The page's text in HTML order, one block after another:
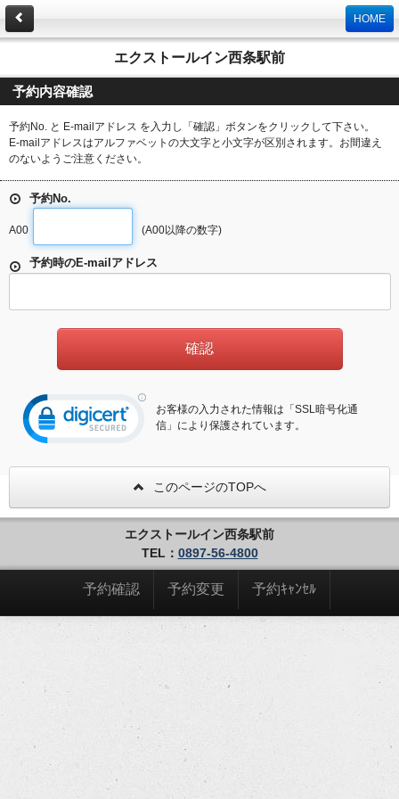
HOME
エクストールイン西条駅前
予約内容確認
予約No. と E-mailアドレス を入力し「確認」ボタンをクリックして下さい。
E-mailアドレスはアルファベットの大文字と小文字が区別されます。お間違え
のないようご注意ください。
予約No.
A00 (A00以降の数字)
予約時のE-mailアドレス
お客様の入力された情報は「SSL暗号化通
信」により保護されています。
このページのTOPへ
エクストールイン西条駅前
TEL： 0897-56-4800
予約確認 予約変更 予約ｷｬﾝｾﾙ